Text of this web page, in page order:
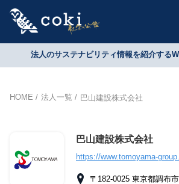
法人のサステナビリティ情報を紹介する
HOME 法人一覧 巴山建設株式会社
巴山建設株式会社
https://www.tomoyama-
〒182-0025 東京都調布